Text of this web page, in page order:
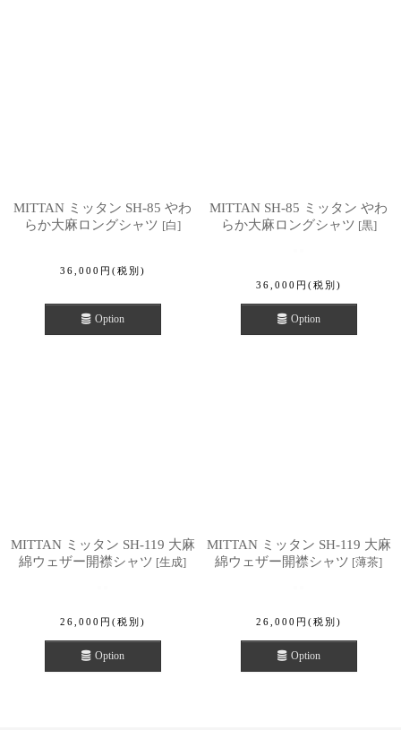
MITTAN ミッタン SH-85 やわ
らか大麻ロングシャツ [白]
36,000 円 (税別)
Option
MITTAN SH-85 ミッタン やわ
らか大麻ロングシャツ [黒]
36,000 円 (税別)
Option
MITTAN ミッタン SH-119 大麻
綿ウェザー開襟シャツ [生成]
26,000 円 (税別)
Option
MITTAN ミッタン SH-119 大麻
綿ウェザー開襟シャツ [薄茶]
26,000 円 (税別)
Option